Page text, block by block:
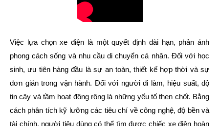
Việc lựa chọn xe điện là một quyết định dài hạn, phản ánh
phong cách sống và nhu cầu di chuyển cá nhân. Đối với học
sinh, ưu tiên hàng đầu là sự an toàn, thiết kế hợp thời và sự
đơn giản trong vận hành. Đối với người đi làm, hiệu suất, độ
tin cậy và tầm hoạt động rộng là những yếu tố then chốt. Bằng
cách phân tích kỹ lưỡng các tiêu chí về công nghệ, độ bền và
tài chính, người tiêu dùng có thể tìm được chiếc xe điện hoàn